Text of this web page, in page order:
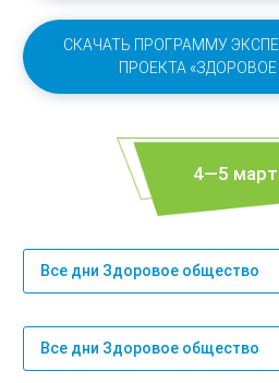
СКАЧАТЬ ПРОГРАММУ
ПРОЕКТА
4—5
Все дни Здоровое общество
Все дни Здоровое общество